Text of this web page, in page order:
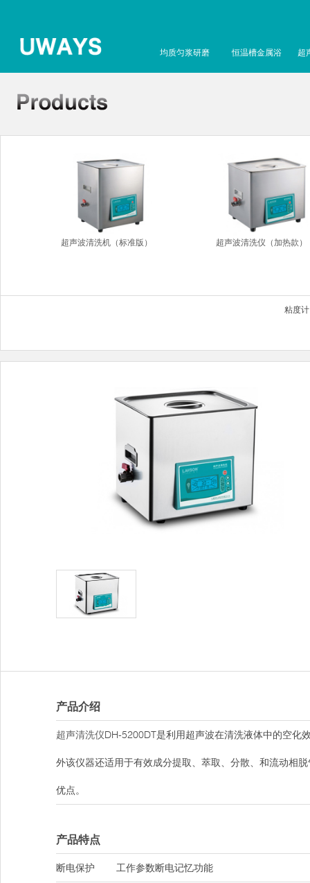
均质匀浆研磨 恒温槽金属浴 超
超声波清洗机（标准版） 超声波清洗仪（加热款）
粘度计
产品介绍
超声清洗仪DH-5200DT是利用超声波在清洗液体中的空化
外该仪器还适用于有效成分提取、萃取、分散、和流动相
优点。
产品特点
断电保护 工作参数断电记忆功能